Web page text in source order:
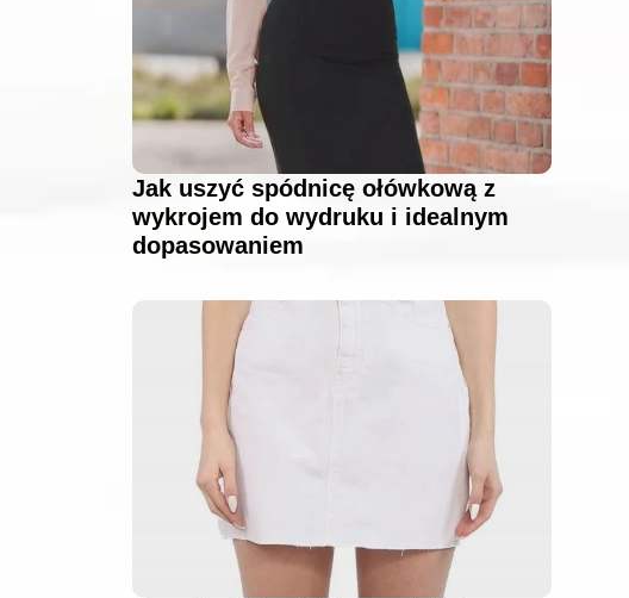
Jak uszyć spódnicę ołówkową z
wykrojem do wydruku i idealnym
dopasowaniem